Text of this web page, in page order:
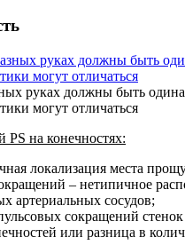
руках должны быть
могут отличаться
на конечностях:
локализация места
– нетипичное
артериальных сосудов;
сокращений стенок
или разница в